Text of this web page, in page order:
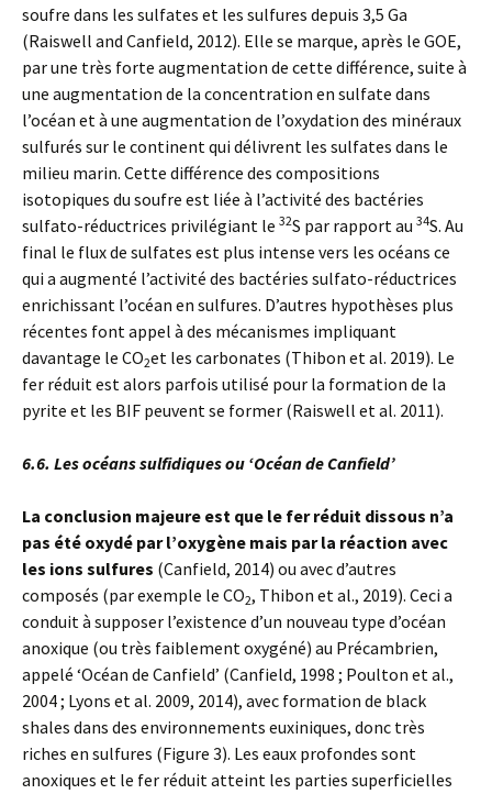
soufre dans les sulfates et les sulfures depuis 3,5 Ga
(Raiswell and Canfield, 2012). Elle se marque, après le GOE,
par une très forte augmentation de cette différence, suite à
une augmentation de la concentration en sulfate dans
l’océan et à une augmentation de l’oxydation des minéraux
sulfurés sur le continent qui délivrent les sulfates dans le
milieu marin. Cette différence des compositions
isotopiques du soufre est liée à l’activité des bactéries
sulfato-réductrices privilégiant le 32S par rapport au 34S. Au
final le flux de sulfates est plus intense vers les océans ce
qui a augmenté l’activité des bactéries sulfato-réductrices
enrichissant l’océan en sulfures. D’autres hypothèses plus
récentes font appel à des mécanismes impliquant
davantage le CO2et les carbonates (Thibon et al. 2019). Le
fer réduit est alors parfois utilisé pour la formation de la
pyrite et les BIF peuvent se former (Raiswell et al. 2011).
6.6. Les océans sulfidiques ou ‘Océan de Canfield’
La conclusion majeure est que le fer réduit dissous n’a
pas été oxydé par l’oxygène mais par la réaction avec
les ions sulfures (Canfield, 2014) ou avec d’autres
composés (par exemple le CO2, Thibon et al., 2019). Ceci a
conduit à supposer l’existence d’un nouveau type d’océan
anoxique (ou très faiblement oxygéné) au Précambrien,
appelé ‘Océan de Canfield’ (Canfield, 1998 ; Poulton et al.,
2004 ; Lyons et al. 2009, 2014), avec formation de black
shales dans des environnements euxiniques, donc très
riches en sulfures (Figure 3). Les eaux profondes sont
anoxiques et le fer réduit atteint les parties superficielles